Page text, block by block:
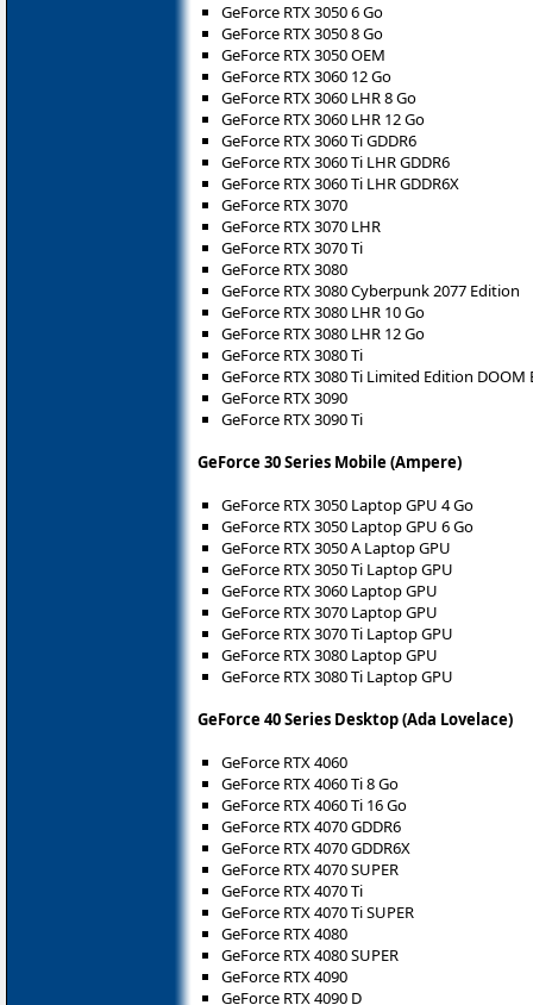
GeForce RTX 3050 6 Go
GeForce RTX 3050 8 Go
GeForce RTX 3050 OEM
GeForce RTX 3060 12 Go
GeForce RTX 3060 LHR 8 Go
GeForce RTX 3060 LHR 12 Go
GeForce RTX 3060 Ti GDDR6
GeForce RTX 3060 Ti LHR GDDR6
GeForce RTX 3060 Ti LHR GDDR6X
GeForce RTX 3070
GeForce RTX 3070 LHR
GeForce RTX 3070 Ti
GeForce RTX 3080
GeForce RTX 3080 Cyberpunk 2077 Edition
GeForce RTX 3080 LHR 10 Go
GeForce RTX 3080 LHR 12 Go
GeForce RTX 3080 Ti
GeForce RTX 3080 Ti Limited Edition
GeForce RTX 3090
GeForce RTX 3090 Ti
GeForce 30 Series Mobile (Ampere)
GeForce RTX 3050 Laptop GPU 4 Go
GeForce RTX 3050 Laptop GPU 6 Go
GeForce RTX 3050 A Laptop GPU
GeForce RTX 3050 Ti Laptop GPU
GeForce RTX 3060 Laptop GPU
GeForce RTX 3070 Laptop GPU
GeForce RTX 3070 Ti Laptop GPU
GeForce RTX 3080 Laptop GPU
GeForce RTX 3080 Ti Laptop GPU
GeForce 40 Series Desktop (Ada Lovelace)
GeForce RTX 4060
GeForce RTX 4060 Ti 8 Go
GeForce RTX 4060 Ti 16 Go
GeForce RTX 4070 GDDR6
GeForce RTX 4070 GDDR6X
GeForce RTX 4070 SUPER
GeForce RTX 4070 Ti
GeForce RTX 4070 Ti SUPER
GeForce RTX 4080
GeForce RTX 4080 SUPER
GeForce RTX 4090
GeForce RTX 4090 D